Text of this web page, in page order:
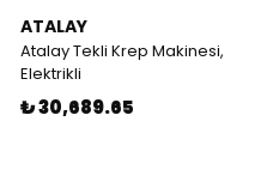
ATALAY
Atalay Tekli Krep Makinesi,
Elektrikli
₺ 30,689.65